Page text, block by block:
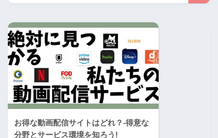
お得な動画配信サイトはどれ？-得意な
分野とサービス環境を知ろう!